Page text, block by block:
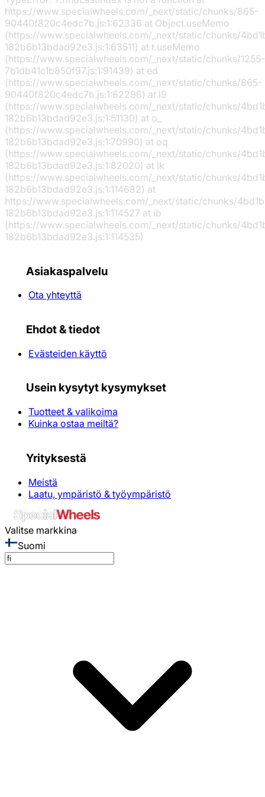
https://www.specialwheels.com/_next/static/chunks/865-
90440f820c4edc7b.js:1:62336 at Object.useMemo
(https://www.specialwheels.com/_next/static/chunks/
182b6b13bdad92e3.js:1:63511) at t.useMemo
(https://www.specialwheels.com/_next/static/chunks/1255-
7b1db41c1b850f97.js:1:91439) at ed
(https://www.specialwheels.com/_next/static/chunks/865-
90440f820c4edc7b.js:1:62296) at l9
(https://www.specialwheels.com/_next/static/chunks/
182b6b13bdad92e3.js:1:51130) at o_
(https://www.specialwheels.com/_next/static/chunks/
182b6b13bdad92e3.js:1:70990) at oq
(https://www.specialwheels.com/_next/static/chunks/
182b6b13bdad92e3.js:1:82020) at ik
(https://www.specialwheels.com/_next/static/chunks/
182b6b13bdad92e3.js:1:114682) at
https://www.specialwheels.com/_next/static/chunks/
182b6b13bdad92e3.js:1:114527 at ib
(https://www.specialwheels.com/_next/static/chunks/
182b6b13bdad92e3.js:1:114535)
Asiakaspalvelu
Ota yhteyttä
Ehdot & tiedot
Evästeiden käyttö
Usein kysytyt kysymykset
Tuotteet & valikoima
Kuinka ostaa meiltä?
Yrityksestä
Meistä
Laatu, ympäristö & työympäristö
Valitse markkina
Suomi